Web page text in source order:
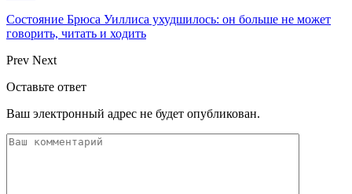
Состояние Брюса Уиллиса ухудшилось: он больше не может
говорить, читать и ходить
Prev Next
Оставьте ответ
Ваш электронный адрес не будет опубликован.